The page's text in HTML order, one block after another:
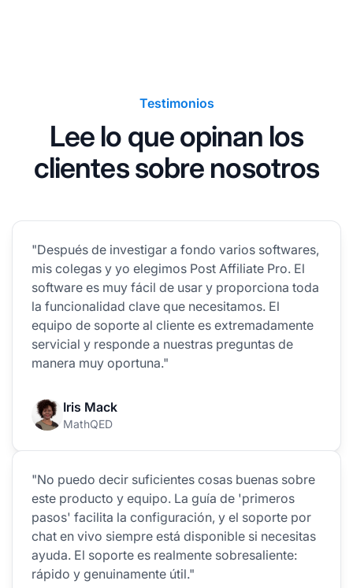
Testimonios
Lee lo que opinan los
clientes sobre nosotros
"Después de investigar a fondo varios softwares,
mis colegas y yo elegimos Post Affiliate Pro. El
software es muy fácil de usar y proporciona toda
la funcionalidad clave que necesitamos. El
equipo de soporte al cliente es extremadamente
servicial y responde a nuestras preguntas de
manera muy oportuna."
Iris Mack
MathQED
"No puedo decir suficientes cosas buenas sobre
este producto y equipo. La guía de 'primeros
pasos' facilita la configuración, y el soporte por
chat en vivo siempre está disponible si necesitas
ayuda. El soporte es realmente sobresaliente:
rápido y genuinamente útil."